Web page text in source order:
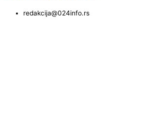
redakcija@024info.rs